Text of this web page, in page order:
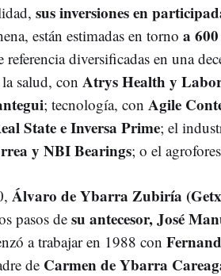
sus inversiones en
están estimadas en torno a
referencia diversificadas en una
salud, con Atrys Health y
; tecnología, con Agile
State e Inversa Prime; el
y NBI Bearings; o el
Álvaro de Ybarra Zubiría
pasos desu antecesor, José
a trabajar en 1988 con
de Carmen de Ybarra